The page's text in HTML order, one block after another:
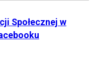
Społecznej w